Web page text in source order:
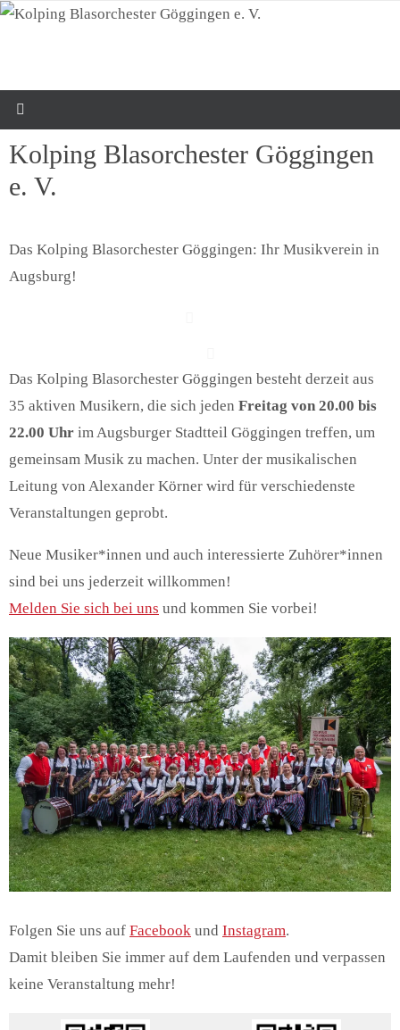
Zum
Kolping Blasorchester Göggingen
e. V.
Das Kolping Blasorchester Göggingen: Ihr Musikverein in
Augsburg!
Das Kolping Blasorchester Göggingen besteht derzeit aus
35 aktiven Musikern, die sich jeden Freitag von 20.00 bis
22.00 Uhr im Augsburger Stadtteil Göggingen treffen, um
gemeinsam Musik zu machen. Unter der musikalischen
Leitung von Alexander Körner wird für verschiedenste
Veranstaltungen geprobt.
Neue Musiker*innen und auch interessierte Zuhörer*innen
sind bei uns jederzeit willkommen!
Melden Sie sich bei uns und kommen Sie vorbei!
Folgen Sie uns auf Facebook und Instagram.
Damit bleiben Sie immer auf dem Laufenden und verpassen
keine Veranstaltung mehr!